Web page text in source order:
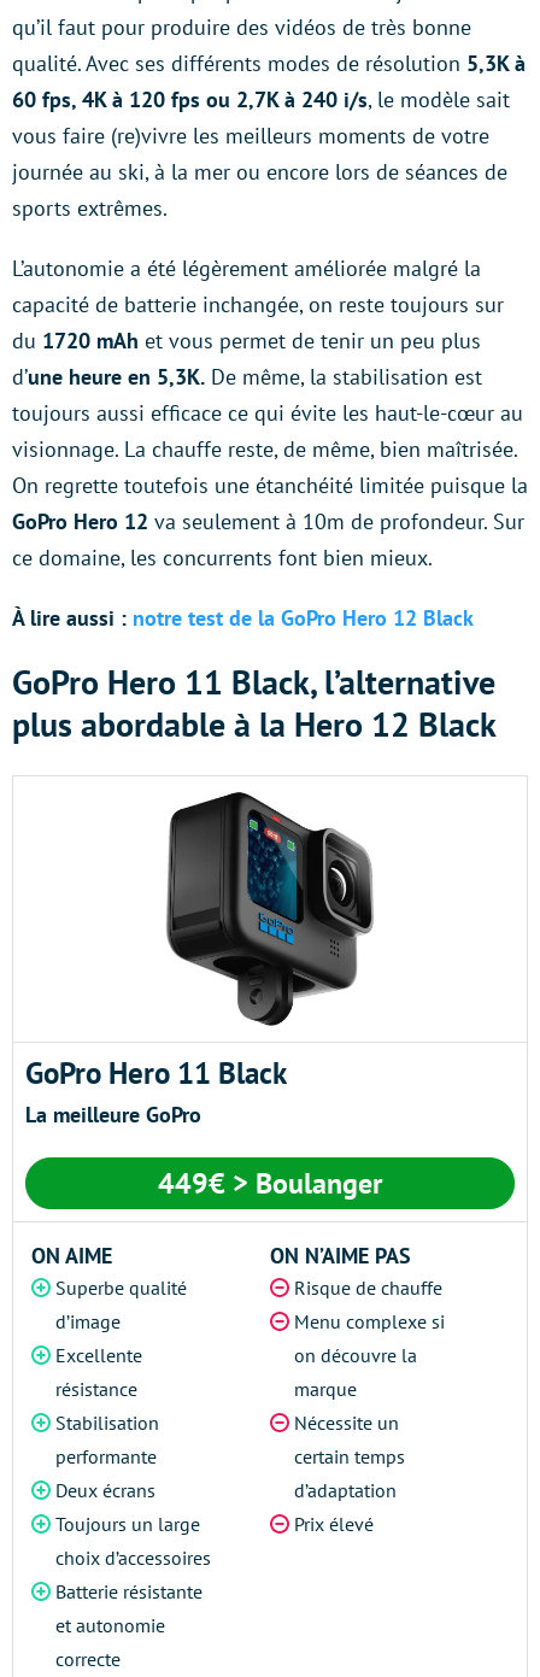
qu’il faut pour produire des vidéos de très bonne
qualité. Avec ses différents modes de résolution 5,3K à
60 fps, 4K à 120 fps ou 2,7K à 240 i/s, le modèle sait
vous faire (re)vivre les meilleurs moments de votre
journée au ski, à la mer ou encore lors de séances de
sports extrêmes.
L’autonomie a été légèrement améliorée malgré la
capacité de batterie inchangée, on reste toujours sur
du 1720 mAh et vous permet de tenir un peu plus
d’une heure en 5,3K. De même, la stabilisation est
toujours aussi efficace ce qui évite les haut-le-cœur au
visionnage. La chauffe reste, de même, bien maîtrisée.
On regrette toutefois une étanchéité limitée puisque la
GoPro Hero 12 va seulement à 10m de profondeur. Sur
ce domaine, les concurrents font bien mieux.
À lire aussi : notre test de la GoPro Hero 12 Black
GoPro Hero 11 Black, l’alternative
plus abordable à la Hero 12 Black
GoPro Hero 11 Black
La meilleure GoPro
449€ > Boulanger
ON AIME
Superbe qualité
d’image
Excellente
résistance
Stabilisation
performante
Deux écrans
Toujours un large
choix d’accessoires
Batterie résistante
et autonomie
correcte
ON N’AIME PAS
Risque de chauffe
Menu complexe si
on découvre la
marque
Nécessite un
certain temps
d’adaptation
Prix élevé